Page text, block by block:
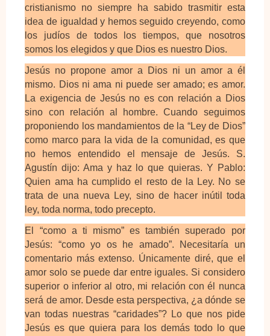
cristianismo no siempre ha sabido trasmitir esta
idea de igualdad y hemos seguido creyendo, como
los judíos de todos los tiempos, que nosotros
somos los elegidos y que Dios es nuestro Dios.
Jesús no propone amor a Dios ni un amor a él
mismo. Dios ni ama ni puede ser amado; es amor.
La exigencia de Jesús no es con relación a Dios
sino con relación al hombre. Cuando seguimos
proponiendo los mandamientos de la “Ley de Dios”
como marco para la vida de la comunidad, es que
no hemos entendido el mensaje de Jesús. S.
Agustín dijo: Ama y haz lo que quieras. Y Pablo:
Quien ama ha cumplido el resto de la Ley. No se
trata de una nueva Ley, sino de hacer inútil toda
ley, toda norma, todo precepto.
El “como a ti mismo” es también superado por
Jesús: “como yo os he amado”. Necesitaría un
comentario más extenso. Únicamente diré, que el
amor solo se puede dar entre iguales. Si considero
superior o inferior al otro, mi relación con él nunca
será de amor. Desde esta perspectiva, ¿a dónde se
van todas nuestras “caridades”? Lo que nos pide
Jesús es que quiera para los demás todo lo que